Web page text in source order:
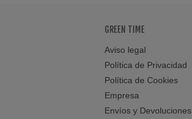
GREEN TIME
Aviso legal
Política de Privacidad
Política de Cookies
Empresa
Envíos y Devoluciones